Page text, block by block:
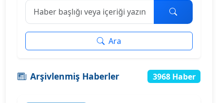
Ara
Arşivlenmiş Haberler 3968 Haber